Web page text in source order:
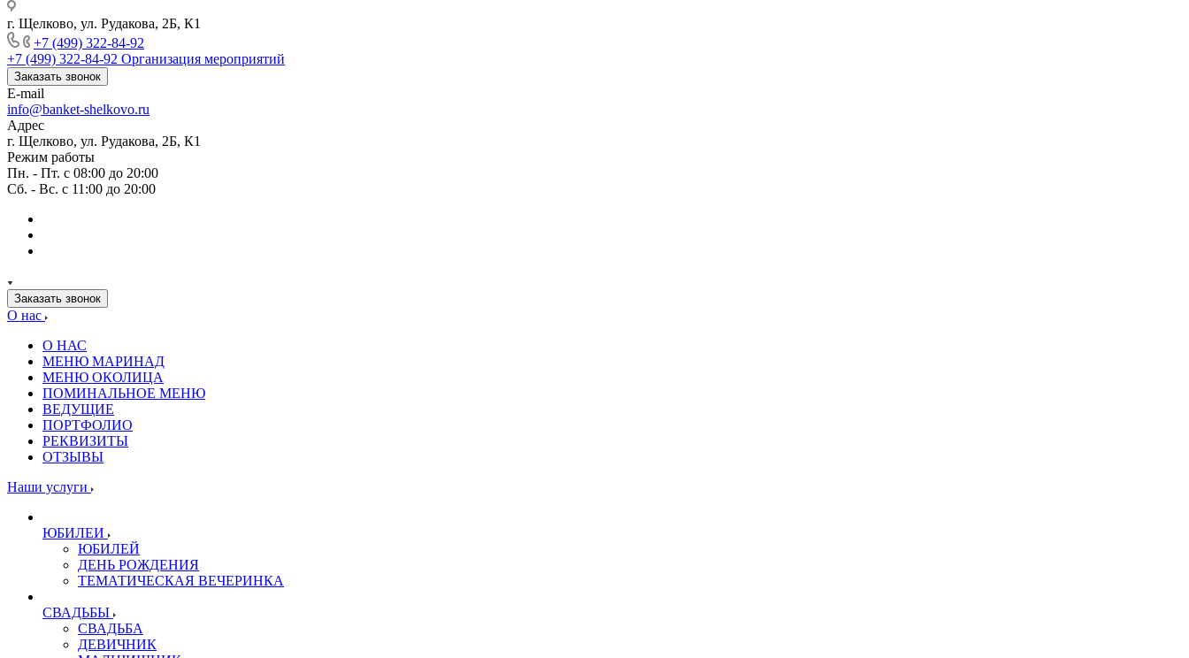
г. Щелково, ул. Рудакова, 2Б, К1
+7 (499) 322-84-92
+7 (499) 322-84-92 Организация мероприятий
Заказать звонок
E-mail
info@banket-shelkovo.ru
Адрес
г. Щелково, ул. Рудакова, 2Б, К1
Режим работы
Пн. - Пт. с 08:00 до 20:00
Сб. - Вс. с 11:00 до 20:00
Заказать звонок
О нас
О НАС
МЕНЮ МАРИНАД
МЕНЮ ОКОЛИЦА
ПОМИНАЛЬНОЕ МЕНЮ
ВЕДУЩИЕ
ПОРТФОЛИО
РЕКВИЗИТЫ
ОТЗЫВЫ
Наши услуги
ЮБИЛЕИ
ЮБИЛЕЙ
ДЕНЬ РОЖДЕНИЯ
ТЕМАТИЧЕСКАЯ ВЕЧЕРИНКА
СВАДЬБЫ
СВАДЬБА
ДЕВИЧНИК